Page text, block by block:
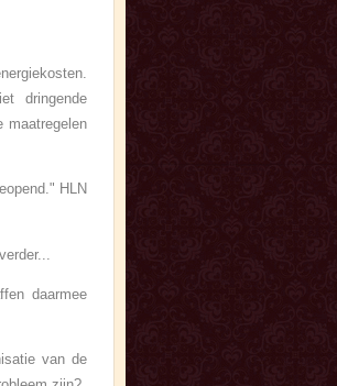
dringende
maatregelen
HLN
daarmee
van de